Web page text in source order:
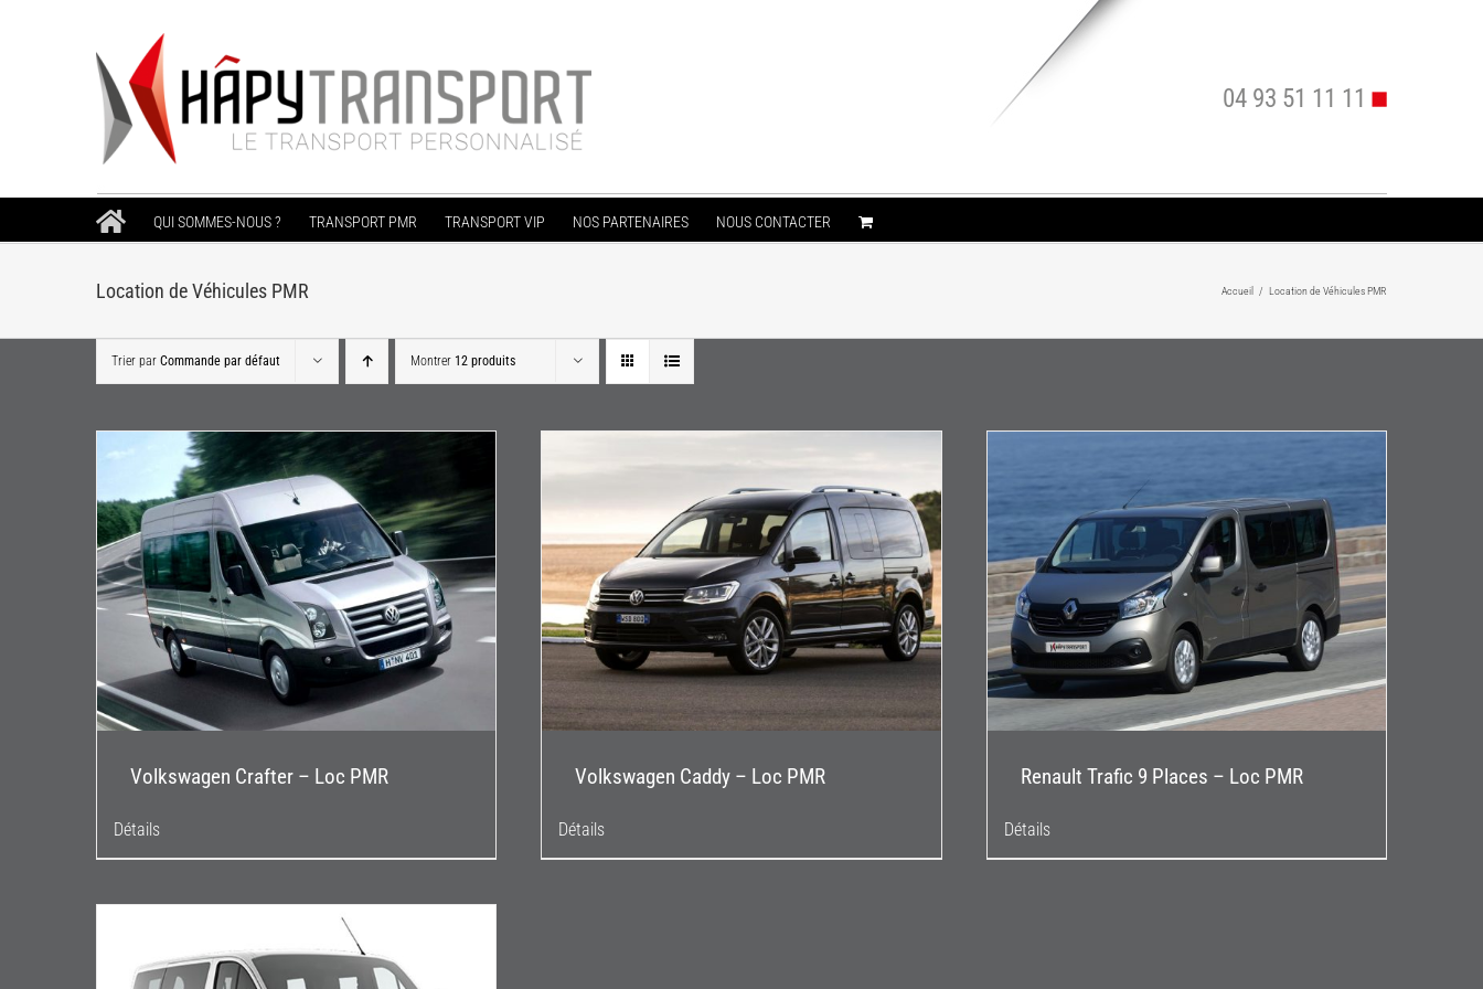
04 93 51 11 11
QUI SOMMES-NOUS ? TRANSPORT PMR TRANSPORT VIP NOS PARTENAIRES NOUS CONTACTER
Location de Véhicules PMR Accueil / Location de Véhicules PMR
Trier par Commande par défaut Montrer 12 produits
Volkswagen Crafter – Loc PMR
Détails
Volkswagen Caddy – Loc PMR
Détails
Renault Trafic 9 Places – Loc PMR
Détails